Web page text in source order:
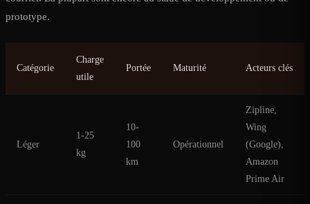
prototype.
Catégorie
Charge
utile
Portée Maturité Acteurs clés
Léger
1-25
kg
10-
100
km
Opérationnel
Zipline,
Wing
(Google),
Amazon
Prime Air